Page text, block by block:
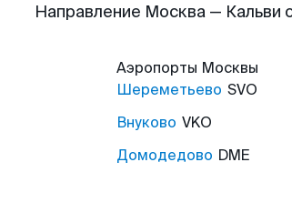
Направление Москва —
Аэропорты Москвы
Шереметьево SVO
Внуково VKO
Домодедово DME